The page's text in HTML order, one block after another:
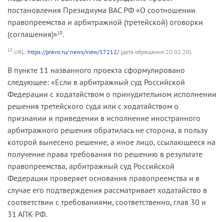
постановления Президиума ВАС РФ «О соотношении
правопреемства и арбитражной (третейской) оговорки
(соглашения)»10.
10 URL: https://pravo.ru/ news/view/17212/(дата обращения 20.02.20).
В пункте 11 названного проекта сформулировано
следующее: «Если в арбитражный суд Российской
Федерации с ходатайством о принудительном исполнении
решения третейского суда или с ходатайством о
признании и приведении в исполнение иностранного
арбитражного решения обратилась не сторона, в пользу
которой вынесено решение, а иное лицо, ссылающееся на
получение права требования по решению в результате
правопреемства, арбитражный суд Российской
Федерации проверяет основания правопреемства и в
случае его подтверждения рассматривает ходатайство в
соответствии с требованиями, соответственно, глав 30 и
31 АПК РФ.